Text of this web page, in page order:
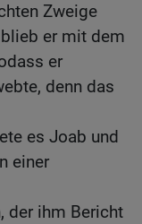
Zweige
er mit dem
er
denn das
es Joab und
einer
der ihm Bericht